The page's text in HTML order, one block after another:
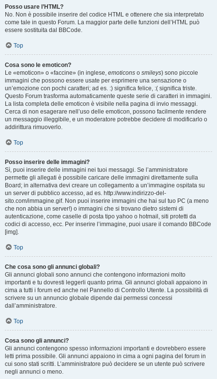
Posso usare l’HTML?
No. Non è possibile inserire del codice HTML e ottenere che sia interpretato
come tale in questo Forum. La maggior parte delle funzioni dell’HTML può
essere sostituita dal BBCode.
Top
Cosa sono le emoticon?
Le «emoticon» o «faccine» (in inglese, emoticons o smileys) sono piccole
immagini che possono essere usate per esprimere una sensazione o
un’emozione con pochi caratteri; ad es. :) significa felice, :( significa triste.
Questo Forum trasforma automaticamente queste serie di caratteri in immagini.
La lista completa delle emoticon è visibile nella pagina di invio messaggi.
Cerca di non esagerare nell’uso delle emoticon, possono facilmente rendere
un messaggio illeggibile, e un moderatore potrebbe decidere di modificarlo o
addirittura rimuoverlo.
Top
Posso inserire delle immagini?
Sì, puoi inserire delle immagini nei tuoi messaggi. Se l’amministratore
permette gli allegati è possibile caricare delle immagini direttamente sulla
Board; in alternativa devi creare un collegamento a un’immagine ospitata su
un server di pubblico accesso, ad es. http://www.indirizzo-del-
sito.com/immagine.gif. Non puoi inserire immagini che hai sul tuo PC (a meno
che non abbia un server!) o immagini che si trovano dietro sistemi di
autenticazione, come caselle di posta tipo yahoo o hotmail, siti protetti da
codici di accesso, ecc. Per inserire l’immagine, puoi usare il comando BBCode
[img].
Top
Che cosa sono gli annunci globali?
Gli annunci globali sono annunci che contengono informazioni molto
importanti e tu dovresti leggerli quanto prima. Gli annunci globali appaiono in
cima a tutti i forum ed anche nel Pannello di Controllo Utente. La possibilità di
scrivere su un annuncio globale dipende dai permessi concessi
dall’amministratore.
Top
Cosa sono gli annunci?
Gli annunci contengono spesso informazioni importanti e dovrebbero essere
letti prima possibile. Gli annunci appaiono in cima a ogni pagina del forum in
cui sono stati scritti. L’amministratore può decidere se un utente può scrivere
negli annunci o meno.